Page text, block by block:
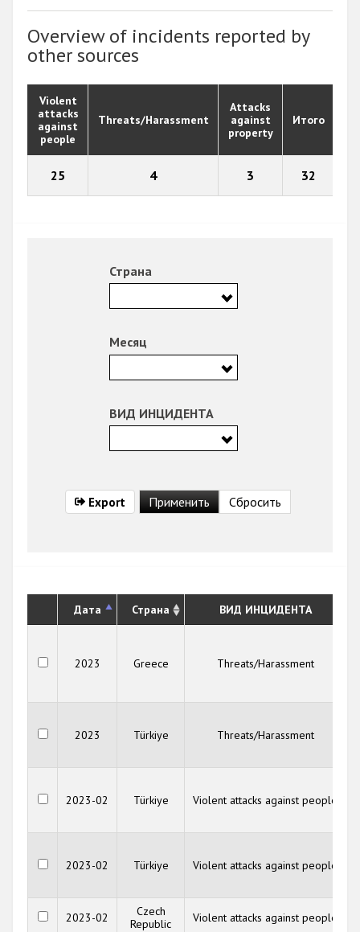
Overview of incidents reported by
other sources
Violent
attacks
against
people
Threats/Harassment
Attacks
against
property
Итого
25 4 3 32
Страна
Месяц
ВИД ИНЦИДЕНТА
Export
Дата Страна ВИД ИНЦИДЕНТА
2023 Greece
Threats/Harassment
2023 Türkiye Threats/Harassment
2023-02 Türkiye Violent attacks against people
2023-02 Türkiye Violent attacks against people
2023-02
Czech
Republic
Violent attacks against people